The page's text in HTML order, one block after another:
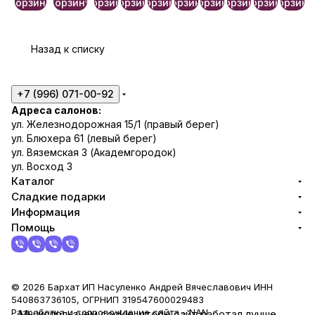
Назад к списку
+7 (996) 071-00-92
Адреса салонов:
ул. Железнодорожная 15/1 (правый берег)
ул. Блюхера 61 (левый берег)
ул. Вяземская 3 (Академгородок)
ул. Восход 3
Каталог
Сладкие подарки
Информация
Помощь
© 2026 Бархат ИП Насуленко Андрей Вячеславович ИНН
540863736105, ОГРНИП 319547600029483
Разработка и сопровождение сайта -NAN